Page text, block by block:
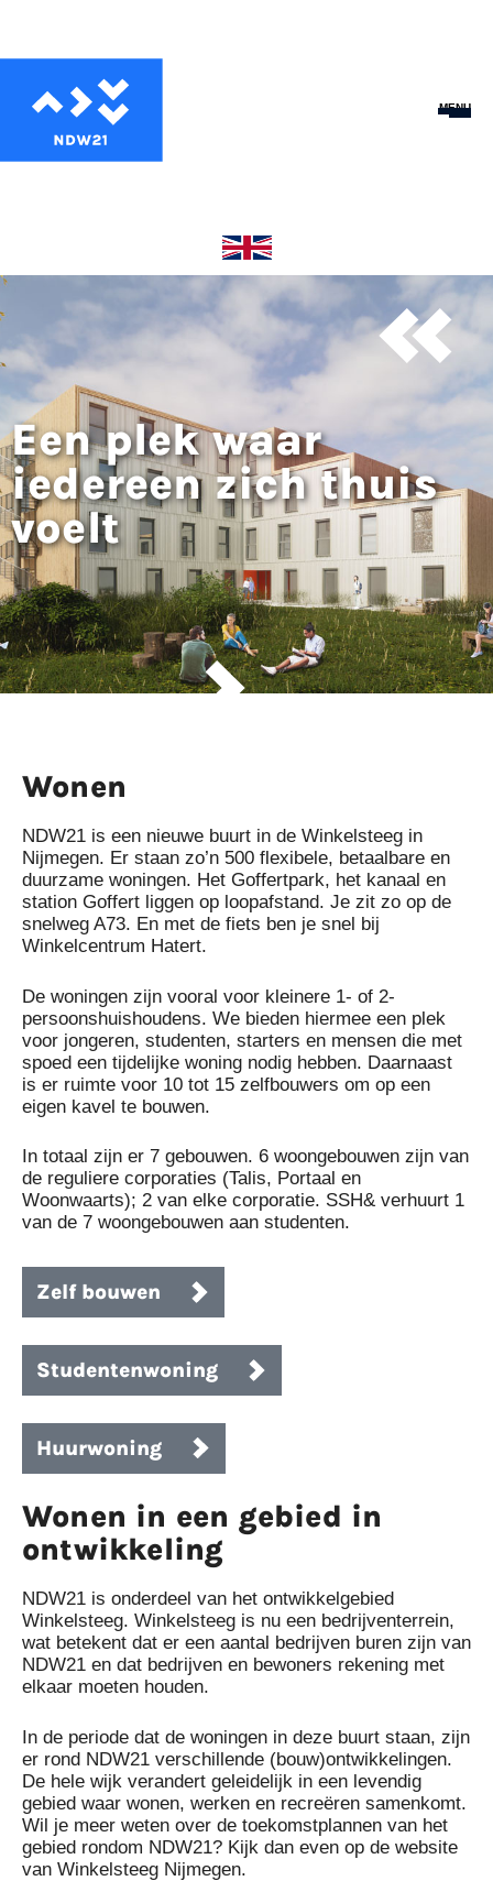
MENU
Een plek waar
iedereen zich thuis
voelt
Wonen
NDW21 is een nieuwe buurt in de Winkelsteeg in
Nijmegen. Er staan zo’n 500 flexibele, betaalbare en
duurzame woningen. Het Goffertpark, het kanaal en
station Goffert liggen op loopafstand. Je zit zo op de
snelweg A73. En met de fiets ben je snel bij
Winkelcentrum Hatert.
De woningen zijn vooral voor kleinere 1- of 2-
persoonshuishoudens. We bieden hiermee een plek
voor jongeren, studenten, starters en mensen die met
spoed een tijdelijke woning nodig hebben. Daarnaast
is er ruimte voor 10 tot 15 zelfbouwers om op een
eigen kavel te bouwen.
In totaal zijn er 7 gebouwen. 6 woongebouwen zijn van
de reguliere corporaties (Talis, Portaal en
Woonwaarts); 2 van elke corporatie. SSH& verhuurt 1
van de 7 woongebouwen aan studenten.
Zelf bouwen
Studentenwoning
Huurwoning
Wonen in een gebied in
ontwikkeling
NDW21 is onderdeel van het ontwikkelgebied
Winkelsteeg. Winkelsteeg is nu een bedrijventerrein,
wat betekent dat er een aantal bedrijven buren zijn van
NDW21 en dat bedrijven en bewoners rekening met
elkaar moeten houden.
In de periode dat de woningen in deze buurt staan, zijn
er rond NDW21 verschillende (bouw)ontwikkelingen.
De hele wijk verandert geleidelijk in een levendig
gebied waar wonen, werken en recreëren samenkomt.
Wil je meer weten over de toekomstplannen van het
gebied rondom NDW21? Kijk dan even op de website
van Winkelsteeg Nijmegen.